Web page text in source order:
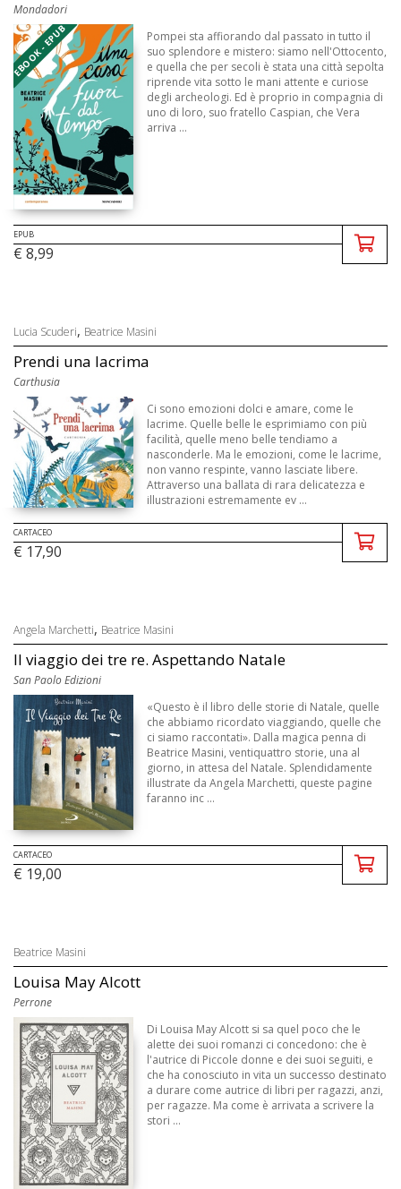
Mondadori
EBOOK - EPUB
Pompei sta affiorando dal passato in tutto il
suo splendore e mistero: siamo nell'Ottocento,
e quella che per secoli è stata una città sepolta
riprende vita sotto le mani attente e curiose
degli archeologi. Ed è proprio in compagnia di
uno di loro, suo fratello Caspian, che Vera
arriva ...
EPUB
€ 8,99
Lucia Scuderi, Beatrice Masini
Prendi una lacrima
Carthusia
Ci sono emozioni dolci e amare, come le
lacrime. Quelle belle le esprimiamo con più
facilità, quelle meno belle tendiamo a
nasconderle. Ma le emozioni, come le lacrime,
non vanno respinte, vanno lasciate libere.
Attraverso una ballata di rara delicatezza e
illustrazioni estremamente ev ...
CARTACEO
€ 17,90
Angela Marchetti, Beatrice Masini
Il viaggio dei tre re. Aspettando Natale
San Paolo Edizioni
«Questo è il libro delle storie di Natale, quelle
che abbiamo ricordato viaggiando, quelle che
ci siamo raccontati». Dalla magica penna di
Beatrice Masini, ventiquattro storie, una al
giorno, in attesa del Natale. Splendidamente
illustrate da Angela Marchetti, queste pagine
faranno inc ...
CARTACEO
€ 19,00
Beatrice Masini
Louisa May Alcott
Perrone
Di Louisa May Alcott si sa quel poco che le
alette dei suoi romanzi ci concedono: che è
l'autrice di Piccole donne e dei suoi seguiti, e
che ha conosciuto in vita un successo destinato
a durare come autrice di libri per ragazzi, anzi,
per ragazze. Ma come è arrivata a scrivere la
stori ...